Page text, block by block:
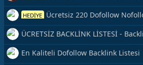
Kaynağı Veriyorum.
HEDİYE Ücretsiz 220 Dofollow
Veriyorum
ÜCRETSİZ BACKLİNK LİSTESİ -
Hemen Yetiş!
En Kaliteli Dofollow Backlink Listesi